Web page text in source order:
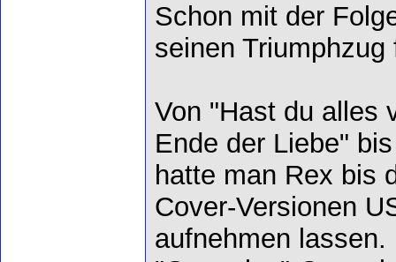
Schon mit der
seinen
Von "Hast du alles
Ende der Liebe"
hatte man Rex bis
Cover-Versionen
aufnehmen